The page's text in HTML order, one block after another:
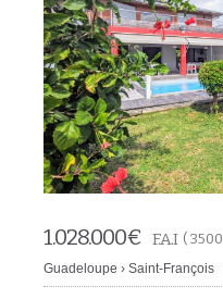
1.028.000€ F.A.I (
Guadeloupe › Saint-François